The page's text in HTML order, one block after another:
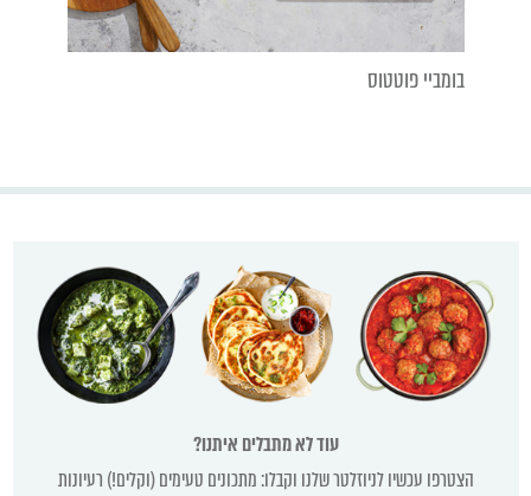
בומביי פוטטוס
עוד לא מתבלים איתנו?
הצטרפו עכשיו לניוזלטר שלנו וקבלו: מתכונים טעימים (וקלים!) רעיונות